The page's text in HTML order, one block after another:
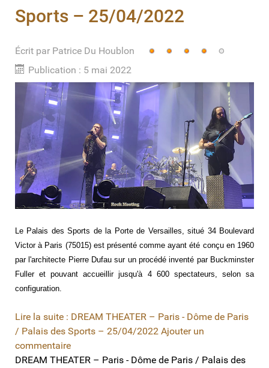
Sports – 25/04/2022
Écrit par Patrice Du Houblon
Publication : 5 mai 2022
Vote
utilisateur:4
Le Palais des Sports de la Porte de Versailles, situé 34 Boulevard
Victor à Paris (75015) est présenté comme ayant été conçu en 1960
par l'architecte Pierre Dufau sur un procédé inventé par Buckminster
Fuller et pouvant accueillir jusqu'à 4 600 spectateurs, selon sa
configuration.
Lire la suite : DREAM THEATER – Paris - Dôme de Paris
/ Palais des Sports – 25/04/2022 Ajouter un
commentaire
DREAM THEATER – Paris - Dôme de Paris / Palais des